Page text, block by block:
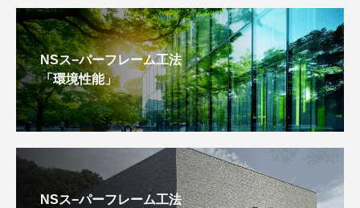
NSス−パーフレーム工法
「環境性能」
NSス−パーフレーム工法